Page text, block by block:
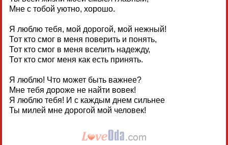
Мне с тобой уютно, хорошо.
Я люблю тебя, мой дорогой, мой нежный!
Тот кто смог в меня поверить и понять,
Тот кто смог в меня вселить надежду,
Тот кто смог меня как есть принять.
Я люблю! Что может быть важнее?
Мне тебя дороже не найти вовек!
Я люблю тебя! И с каждым днем сильнее
Ты милей мне дорогой мой человек!